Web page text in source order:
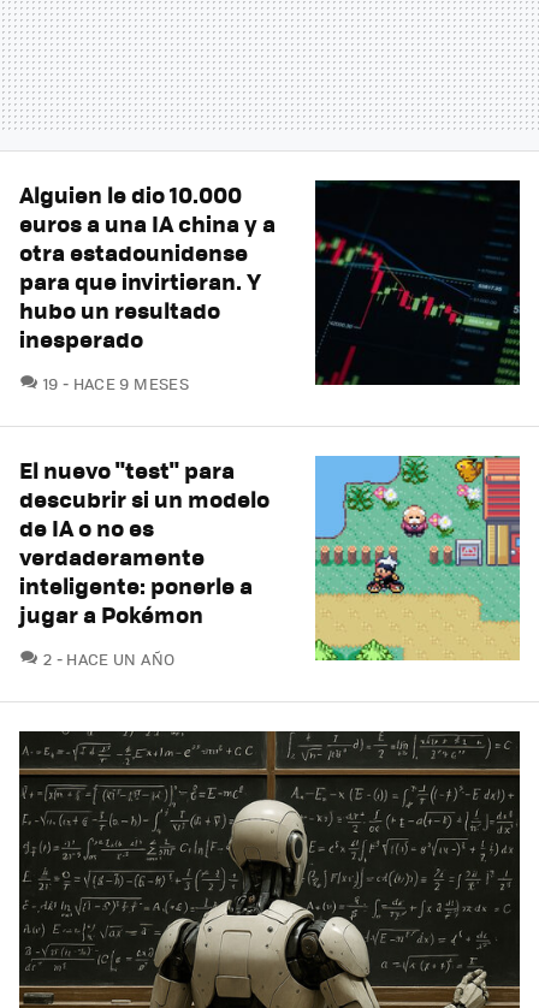
Alguien le dio 10.000
euros a una IA china y a
otra estadounidense
para que invirtieran. Y
hubo un resultado
inesperado
19 COMENTARIOS
HACE 9 MESES
El nuevo "test" para
descubrir si un modelo
de IA o no es
verdaderamente
inteligente: ponerle a
jugar a Pokémon
2 COMENTARIOS
HACE UN AÑO